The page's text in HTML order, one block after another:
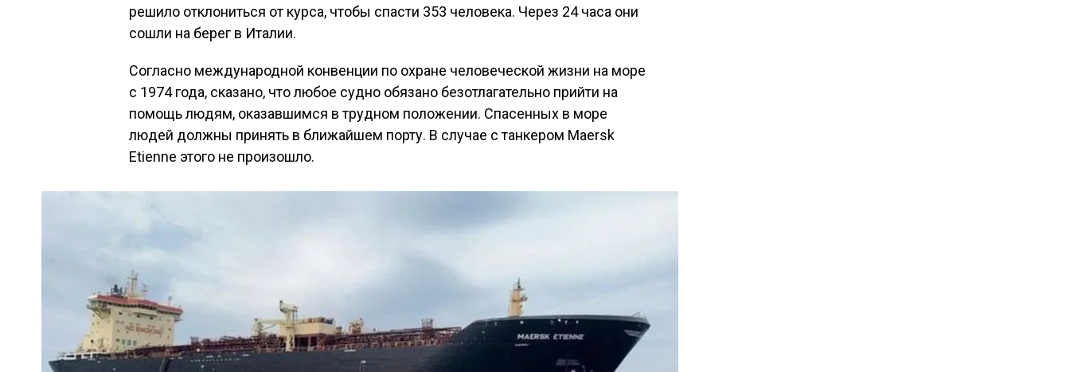
решило отклониться от курса, чтобы спасти 353 человека. Через 24 часа они
сошли на берег в Италии.
Согласно международной конвенции по охране человеческой жизни на море
с 1974 года, сказано, что любое судно обязано безотлагательно прийти на
помощь людям, оказавшимся в трудном положении. Спасенных в море
людей должны принять в ближайшем порту. В случае с танкером Maersk
Etienne этого не произошло.